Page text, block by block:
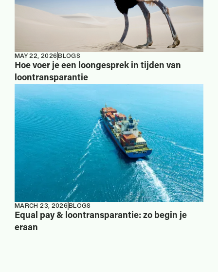
MAY 22, 2026BLOGS
Hoe voer je een loongesprek in tijden van
loontransparantie
MARCH 23, 2026BLOGS
Equal pay & loontransparantie: zo begin je
eraan